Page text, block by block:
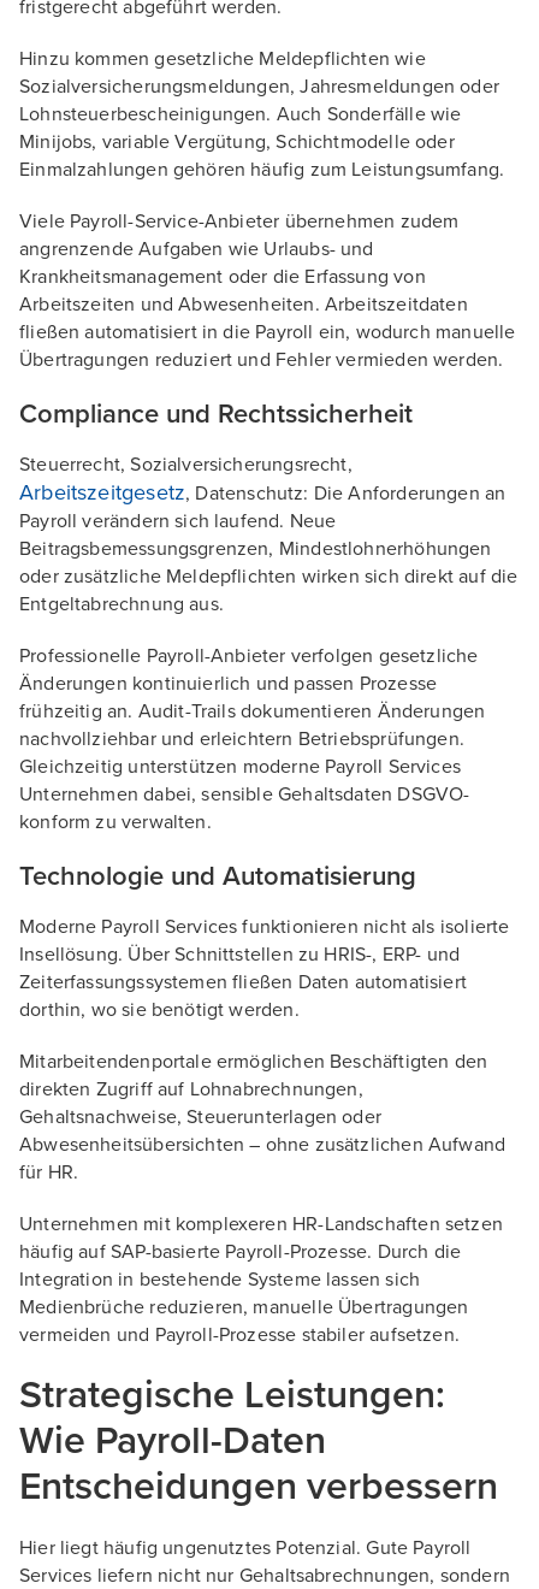
fristgerecht abgeführt werden.
Hinzu kommen gesetzliche Meldepflichten wie
Sozialversicherungsmeldungen, Jahresmeldungen oder
Lohnsteuerbescheinigungen. Auch Sonderfälle wie
Minijobs, variable Vergütung, Schichtmodelle oder
Einmalzahlungen gehören häufig zum Leistungsumfang.
Viele Payroll-Service-Anbieter übernehmen zudem
angrenzende Aufgaben wie Urlaubs- und
Krankheitsmanagement oder die Erfassung von
Arbeitszeiten und Abwesenheiten. Arbeitszeitdaten
fließen automatisiert in die Payroll ein, wodurch manuelle
Übertragungen reduziert und Fehler vermieden werden.
Compliance und Rechtssicherheit
Steuerrecht, Sozialversicherungsrecht,
Arbeitszeitgesetz, Datenschutz: Die Anforderungen an
Payroll verändern sich laufend. Neue
Beitragsbemessungsgrenzen, Mindestlohnerhöhungen
oder zusätzliche Meldepflichten wirken sich direkt auf die
Entgeltabrechnung aus.
Professionelle Payroll-Anbieter verfolgen gesetzliche
Änderungen kontinuierlich und passen Prozesse
frühzeitig an. Audit-Trails dokumentieren Änderungen
nachvollziehbar und erleichtern Betriebsprüfungen.
Gleichzeitig unterstützen moderne Payroll Services
Unternehmen dabei, sensible Gehaltsdaten DSGVO-
konform zu verwalten.
Technologie und Automatisierung
Moderne Payroll Services funktionieren nicht als isolierte
Insellösung. Über Schnittstellen zu HRIS-, ERP- und
Zeiterfassungssystemen fließen Daten automatisiert
dorthin, wo sie benötigt werden.
Mitarbeitendenportale ermöglichen Beschäftigten den
direkten Zugriff auf Lohnabrechnungen,
Gehaltsnachweise, Steuerunterlagen oder
Abwesenheitsübersichten – ohne zusätzlichen Aufwand
für HR.
Unternehmen mit komplexeren HR-Landschaften setzen
häufig auf SAP-basierte Payroll-Prozesse. Durch die
Integration in bestehende Systeme lassen sich
Medienbrüche reduzieren, manuelle Übertragungen
vermeiden und Payroll-Prozesse stabiler aufsetzen.
Strategische Leistungen:
Wie Payroll-Daten
Entscheidungen verbessern
Hier liegt häufig ungenutztes Potenzial. Gute Payroll
Services liefern nicht nur Gehaltsabrechnungen, sondern